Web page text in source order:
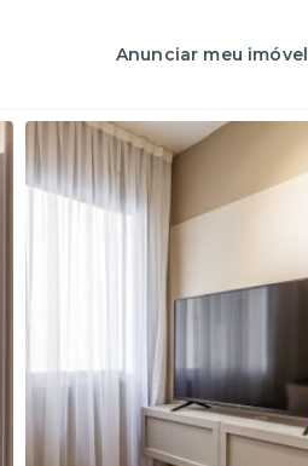
Anunciar meu imóvel